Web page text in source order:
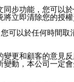
步功能，您可以
立即清除您的授
可以於任何時間
更和顧客的意見
動，本公司一定